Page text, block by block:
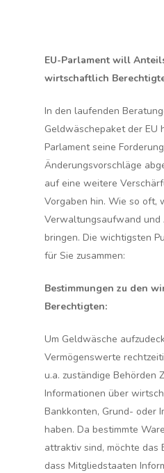
EU-Parlament will
wirtschaftlich
In den laufenden
Geldwäschepaket der EU
Parlament seine
Änderungsvorschläge
auf eine weitere
Vorgaben hin. Wie so oft,
Verwaltungsaufwand und
bringen. Die wichtigsten
für Sie zusammen:
Bestimmungen zu den
Berechtigten:
Um Geldwäsche
Vermögenswerte
u.a. zuständige Behörden
Informationen über
Bankkonten, Grund- oder
haben. Da bestimmte
attraktiv sind, möchte das
dass Mitgliedstaaten